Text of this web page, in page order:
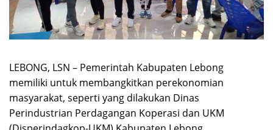
LEBONG, LSN – Pemerintah Kabupaten Lebong
memiliki untuk membangkitkan perekonomian
masyarakat, seperti yang dilakukan Dinas
Perindustrian Perdagangan Koperasi dan UKM